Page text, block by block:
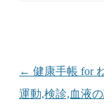
投稿ナビゲーシ
← 健康手帳 for
運動,検診,血液